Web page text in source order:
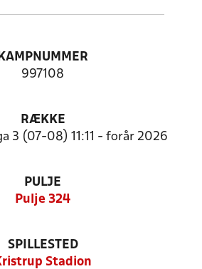
KAMPNUMMER
997108
RÆKKE
3 (07-08) 11:11 - forår 2026
PULJE
Pulje 324
SPILLESTED
Stadion